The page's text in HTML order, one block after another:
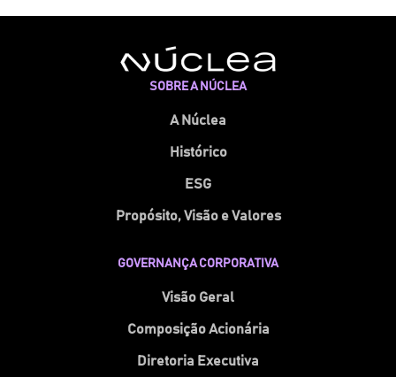
SOBRE A NÚCLEA
A Núclea
Histórico
ESG
Propósito, Visão e Valores
GOVERNANÇA CORPORATIVA
Visão Geral
Composição Acionária
Diretoria Executiva